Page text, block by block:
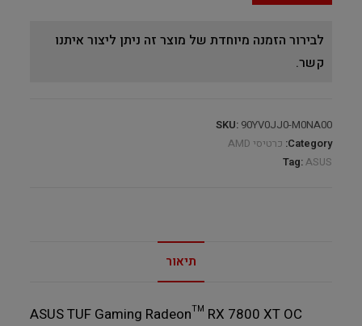
לבירור הזמנה מיוחדת של מוצר זה ניתן ליצור איתנו
קשר.
SKU: 90YV0JJ0-M0NA00
Category: כרטיסי AMD
Tag:ASUS
תיאור
ASUS TUF Gaming Radeon™ RX 7800 XT OC